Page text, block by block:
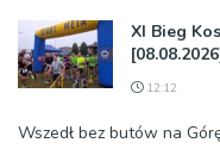
XI Bieg
12:12
Wszedł bez butów na